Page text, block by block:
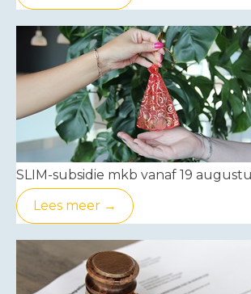
SLIM-subsidie mkb vanaf 19
Lees meer →